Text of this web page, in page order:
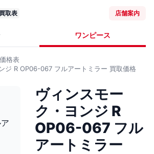
買取表 店舗案内
ワンピース
格表
ジ R OP06-067 フルアートミラー 買取価格
ヴィンスモー
ク・ヨンジ R
OP06-067 フル
アートミラー